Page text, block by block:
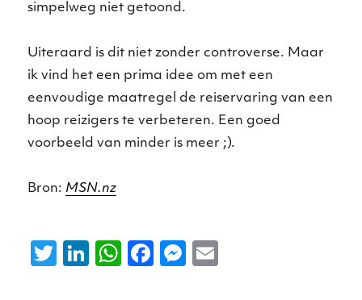
simpelweg niet getoond.
Uiteraard is dit niet zonder controverse. Maar
ik vind het een prima idee om met een
eenvoudige maatregel de reiservaring van een
hoop reizigers te verbeteren. Een goed
voorbeeld van minder is meer ;).
Bron: MSN.nz
T
Li
W F
M